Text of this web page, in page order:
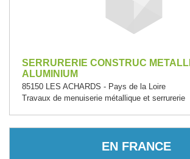
SERRURERIE CONSTRUC
ALUMINIUM
85150 LES ACHARDS - Pays de la Loire
Travaux de menuiserie métallique et serrurerie
EN FRANCE